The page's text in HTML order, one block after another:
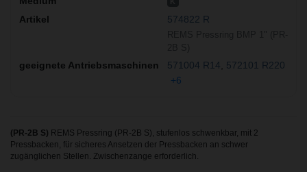
574822 R
571004 R14
572101 R220
+6
(PR-2B S) REMS Pressring (PR-2B S), stufenlos schwenkbar, mit 2
Pressbacken, für sicheres Ansetzen der Pressbacken an schwer
zugänglichen Stellen. Zwischenzange erforderlich.